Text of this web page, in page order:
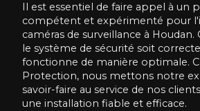
Il est essentiel de faire appel à un
compétent et expérimenté pour
caméras de surveillance à Houdan.
le système de sécurité soit
fonctionne de manière optimale.
Protection, nous mettons notre
savoir-faire au service de nos
une installation fiable et efficace.